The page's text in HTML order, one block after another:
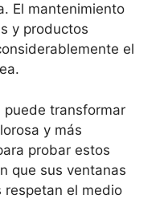
El mantenimiento
y productos
el
puede transformar
y más
probar estos
que sus ventanas
respetan el medio